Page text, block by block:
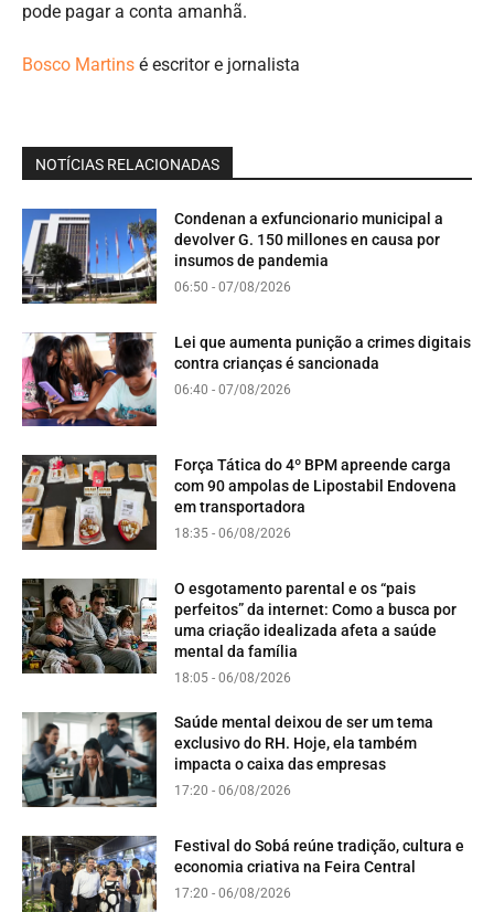
pode pagar a conta amanhã.
Bosco Martins é escritor e jornalista
NOTÍCIAS RELACIONADAS
Condenan a exfuncionario municipal a
devolver G. 150 millones en causa por
insumos de pandemia
06:50 - 07/08/2026
Lei que aumenta punição a crimes digitais
contra crianças é sancionada
06:40 - 07/08/2026
Força Tática do 4º BPM apreende carga
com 90 ampolas de Lipostabil Endovena
em transportadora
18:35 - 06/08/2026
O esgotamento parental e os “pais
perfeitos” da internet: Como a busca por
uma criação idealizada afeta a saúde
mental da família
18:05 - 06/08/2026
Saúde mental deixou de ser um tema
exclusivo do RH. Hoje, ela também
impacta o caixa das empresas
17:20 - 06/08/2026
Festival do Sobá reúne tradição, cultura e
economia criativa na Feira Central
17:20 - 06/08/2026